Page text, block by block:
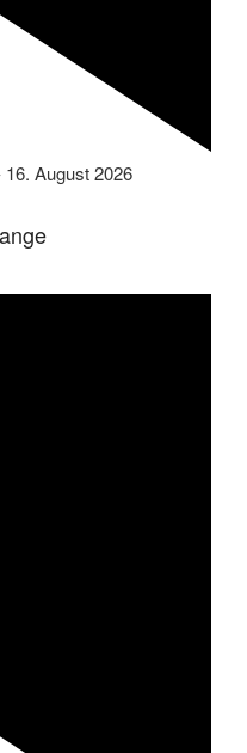
16. August 2026